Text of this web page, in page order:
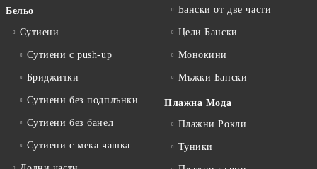
Бельо
Сутиени
Сутиени с push-up
Бриджитки
Сутиени без подплънки
Сутиени без банел
Сутиени с мека чашка
Бански от две части
Цели Бански
Монокини
Мъжки Бански
Плажна Мода
Плажни Рокли
Туники